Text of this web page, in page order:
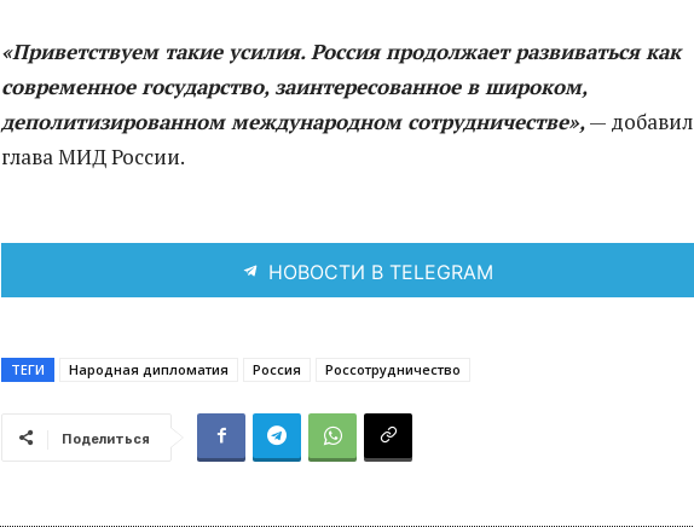
«Приветствуем такие усилия. Россия продолжает развиваться как
современное государство, заинтересованное в широком,
деполитизированном международном сотрудничестве»,— добавил
глава МИД России.
НОВОСТИ В TELEGRAM
ТЕГИ Народная дипломатия Россия Россотрудничество
Поделиться